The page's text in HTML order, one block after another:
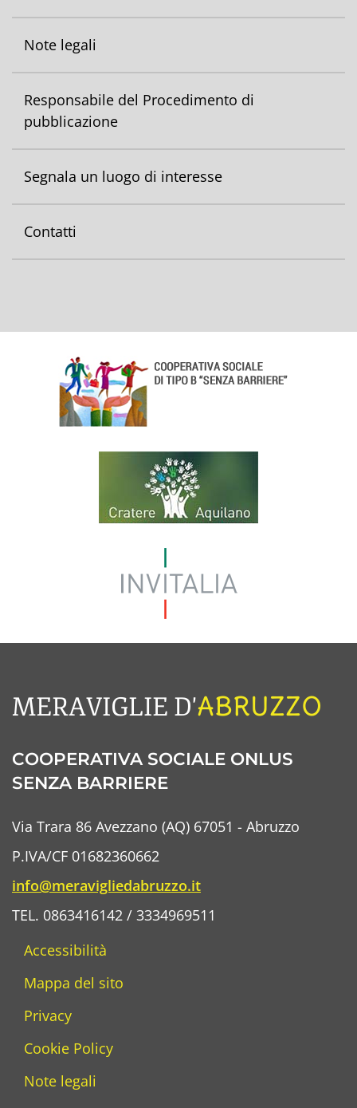
Note legali
Responsabile del Procedimento di
pubblicazione
Segnala un luogo di interesse
Contatti
MERAVIGLIE D'ABRUZZO
COOPERATIVA SOCIALE ONLUS
SENZA BARRIERE
Via Trara 86 Avezzano (AQ) 67051 - Abruzzo
P.IVA/CF 01682360662
info@meravigliedabruzzo.it
TEL. 0863416142 / 3334969511
Accessibilità
Mappa del sito
Privacy
Cookie Policy
Note legali